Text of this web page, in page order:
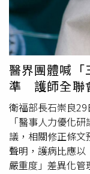
點落差亦有168公
發布臨時閉園公告
進行專項檢修，預
部門隨後成立「
協助家屬處理善
「企業生產安全責
法依規嚴肅處理，
責該鞦韆項目的營
展企業；該公司
「瀑布鞦韆」標榜
縱身一躍的失重
假前夕及事故當
醫界團體喊「
準 護師全聯
衛福部長石崇良
「醫事人力優化
議，相關修正條
聲明，護病比應
嚴重度」差異化